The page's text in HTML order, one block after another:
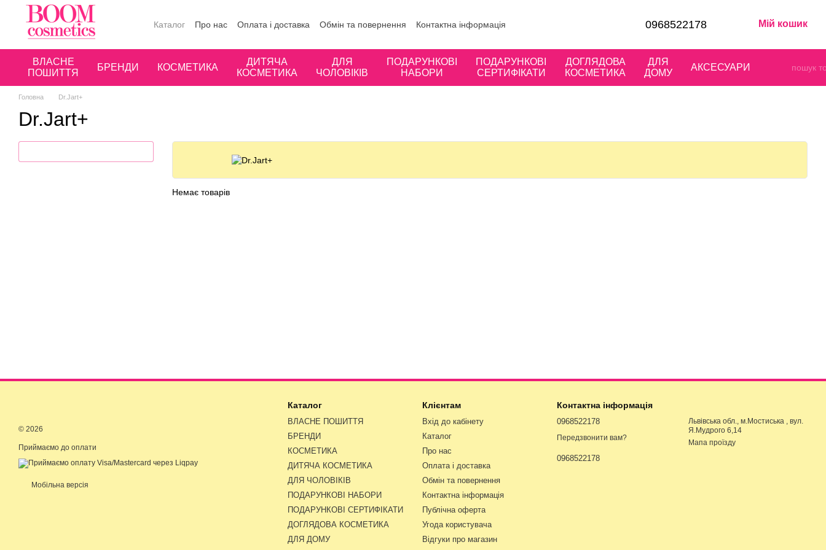
Перейти до основного контенту
Каталог
Про нас Оплата і доставка Обмін та повернення
Контактна інформація
0968522178 Мій кошик
ВЛАСНЕ
ПОШИТТЯ
БРЕНДИ КОСМЕТИКА
ДИТЯЧА
КОСМЕТИКА
ДЛЯ
ЧОЛОВІКІВ
ПОДАРУНКОВІ
НАБОРИ
ПОДАРУНКОВІ
СЕРТИФІКАТИ
ДОГЛЯДОВА
КОСМЕТИКА
ДЛЯ
ДОМУ
АКСЕСУАРИ
Головна Dr.Jart+
Dr.Jart+
Немає товарів
© 2026
Приймаємо до оплати
Мобільна версія
Каталог
ВЛАСНЕ ПОШИТТЯ
БРЕНДИ
КОСМЕТИКА
ДИТЯЧА КОСМЕТИКА
ДЛЯ ЧОЛОВІКІВ
ПОДАРУНКОВІ НАБОРИ
ПОДАРУНКОВІ СЕРТИФІКАТИ
ДОГЛЯДОВА КОСМЕТИКА
ДЛЯ ДОМУ
Клієнтам
Вхід до кабінету
Каталог
Про нас
Оплата і доставка
Обмін та повернення
Контактна інформація
Публічна оферта
Угода користувача
Відгуки про магазин
Контактна інформація
0968522178
Передзвонити вам?
0968522178
Львівська обл., м.Мостиська , вул.
Я.Мудрого 6,14
Мапа проїзду